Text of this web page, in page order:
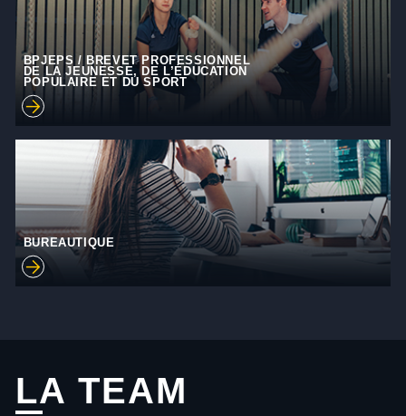
BPJEPS / BREVET PROFESSIONNEL
DE LA JEUNESSE, DE L’ÉDUCATION
POPULAIRE ET DU SPORT
BUREAUTIQUE
LA TEAM